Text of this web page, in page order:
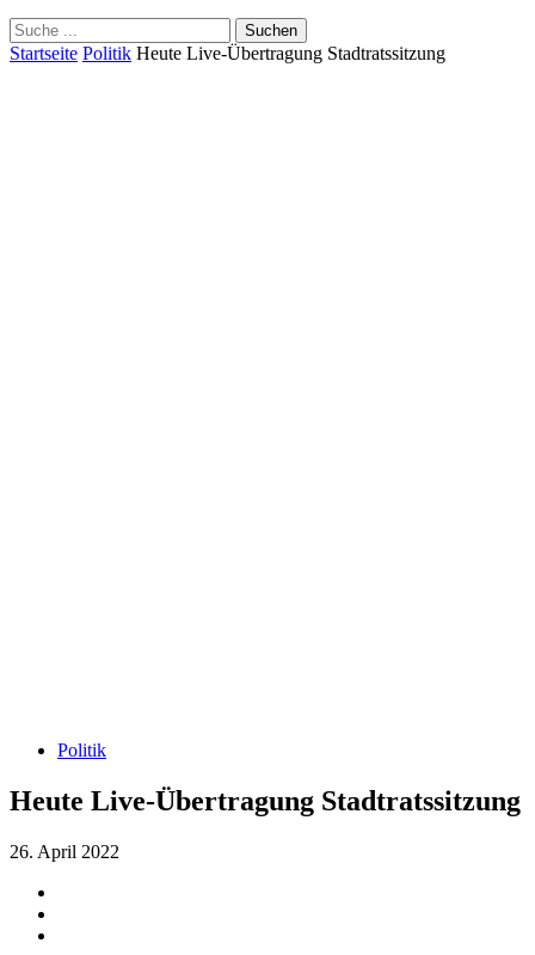
Suche
für:
Schliessen
Startseite Politik Heute Live-Übertragung Stadtratssitzung
Politik
Heute Live-Übertragung Stadtratssitzung
26. April 2022